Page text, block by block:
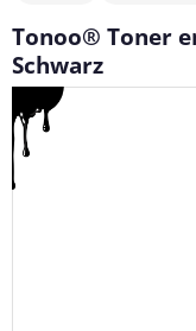
Tonoo® Toner
Schwarz